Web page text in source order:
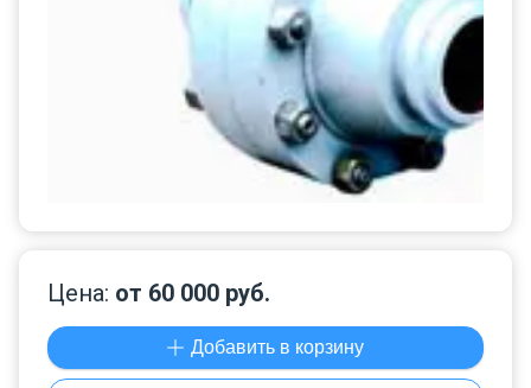
Цена: от 60 000 руб.
Добавить в корзину